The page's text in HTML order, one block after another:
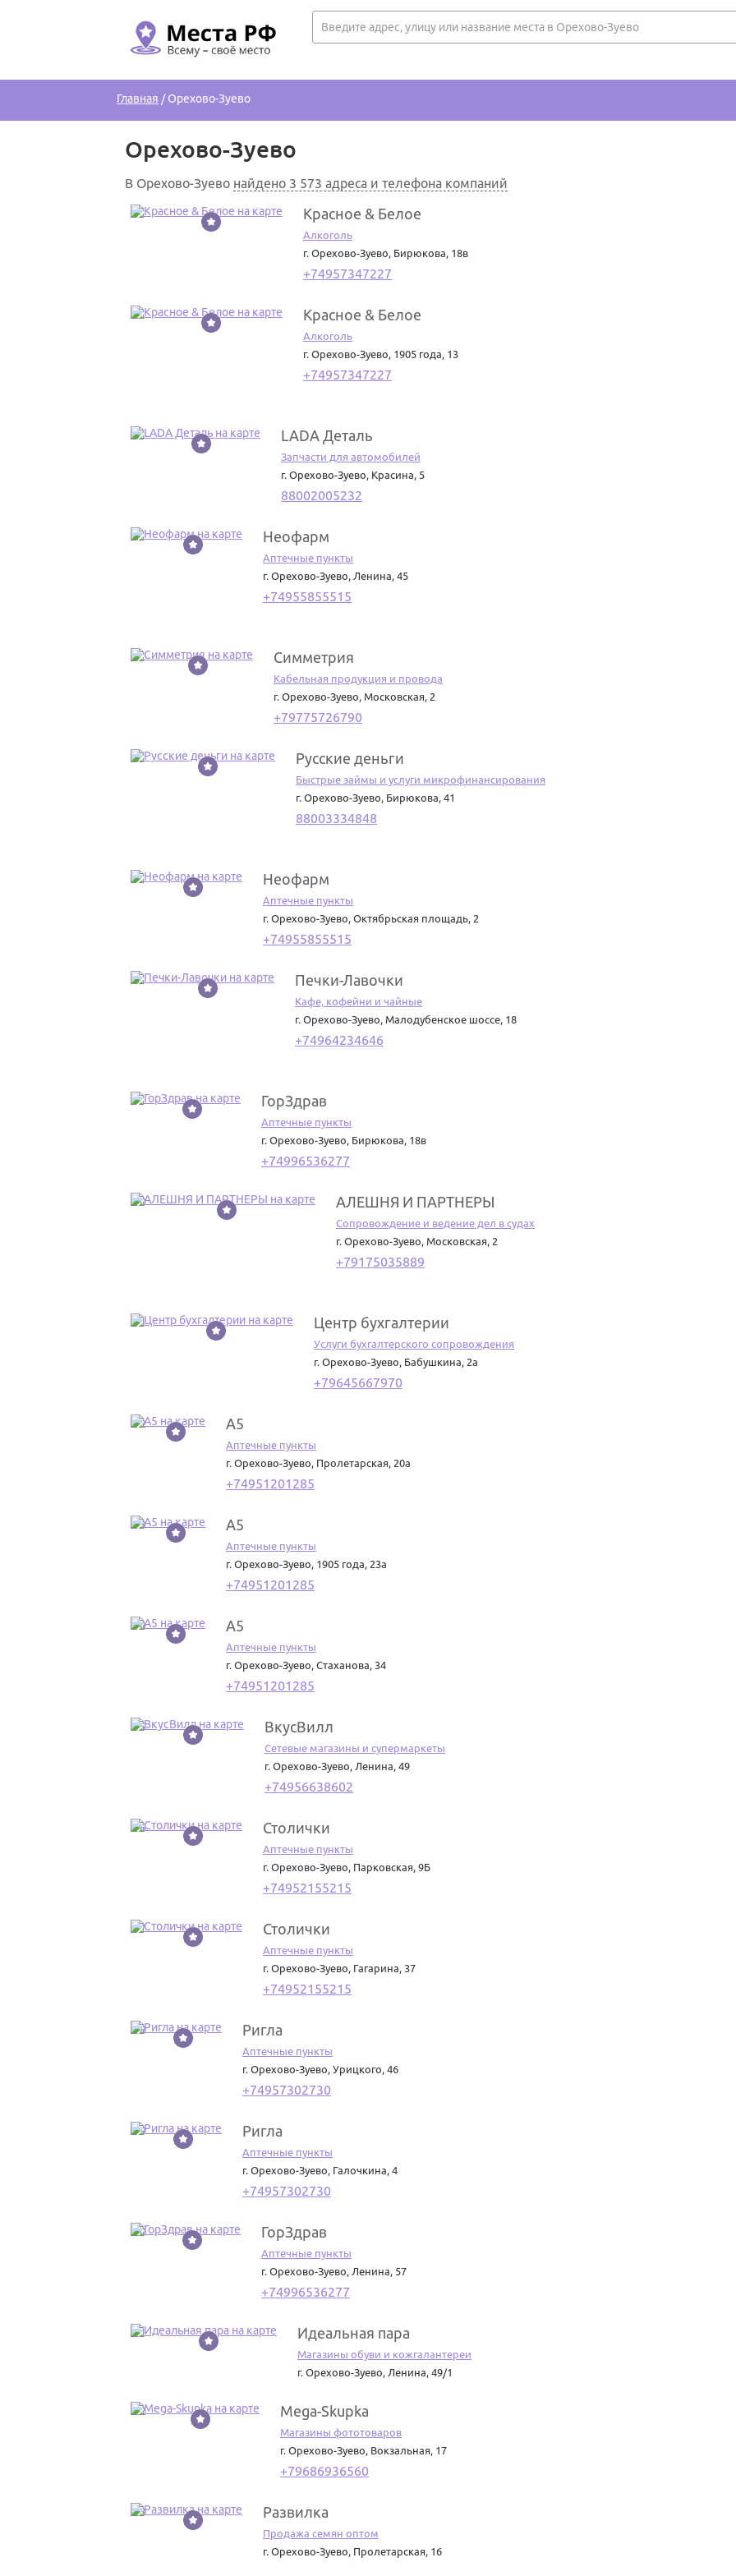
Главная /Орехово-Зуево
Орехово-Зуево
В Орехово-Зуево найдено 3 573 адреса и телефона компаний
1 Красное & Белое
Алкоголь
г. Орехово-Зуево, Бирюкова, 18в
+74957347227
2 Красное & Белое
Алкоголь
г. Орехово-Зуево, 1905 года, 13
+74957347227
3 LADA Деталь
Запчасти для автомобилей
г. Орехово-Зуево, Красина, 5
88002005232
4 Неофарм
Аптечные пункты
г. Орехово-Зуево, Ленина, 45
+74955855515
5 Симметрия
Кабельная продукция и провода
г. Орехово-Зуево, Московская, 2
+79775726790
6 Русские деньги
Быстрые займы и услуги микрофинансирования
г. Орехово-Зуево, Бирюкова, 41
88003334848
7 Неофарм
Аптечные пункты
г. Орехово-Зуево, Октябрьская площадь, 2
+74955855515
8 Печки-Лавочки
Кафе, кофейни и чайные
г. Орехово-Зуево, Малодубенское шоссе, 18
+74964234646
9 ГорЗдрав
Аптечные пункты
г. Орехово-Зуево, Бирюкова, 18в
+74996536277
10 АЛЕШНЯ И ПАРТНЕРЫ
Сопровождение и ведение дел в судах
г. Орехово-Зуево, Московская, 2
+79175035889
11 Центр бухгалтерии
Услуги бухгалтерского сопровождения
г. Орехово-Зуево, Бабушкина, 2а
+79645667970
12 А5
Аптечные пункты
г. Орехово-Зуево, Пролетарская, 20а
+74951201285
13 А5
Аптечные пункты
г. Орехово-Зуево, 1905 года, 23а
+74951201285
14 А5
Аптечные пункты
г. Орехово-Зуево, Стаханова, 34
+74951201285
15 ВкусВилл
Сетевые магазины и супермаркеты
г. Орехово-Зуево, Ленина, 49
+74956638602
16 Столички
Аптечные пункты
г. Орехово-Зуево, Парковская, 9Б
+74952155215
17 Столички
Аптечные пункты
г. Орехово-Зуево, Гагарина, 37
+74952155215
18 Ригла
Аптечные пункты
г. Орехово-Зуево, Урицкого, 46
+74957302730
19 Ригла
Аптечные пункты
г. Орехово-Зуево, Галочкина, 4
+74957302730
20 ГорЗдрав
Аптечные пункты
г. Орехово-Зуево, Ленина, 57
+74996536277
21 Идеальная пара
Магазины обуви и кожгалантереи
г. Орехово-Зуево, Ленина, 49/1
22 Mega-Skupka
Магазины фототоваров
г. Орехово-Зуево, Вокзальная, 17
+79686936560
23 Развилка
Продажа семян оптом
г. Орехово-Зуево, Пролетарская, 16